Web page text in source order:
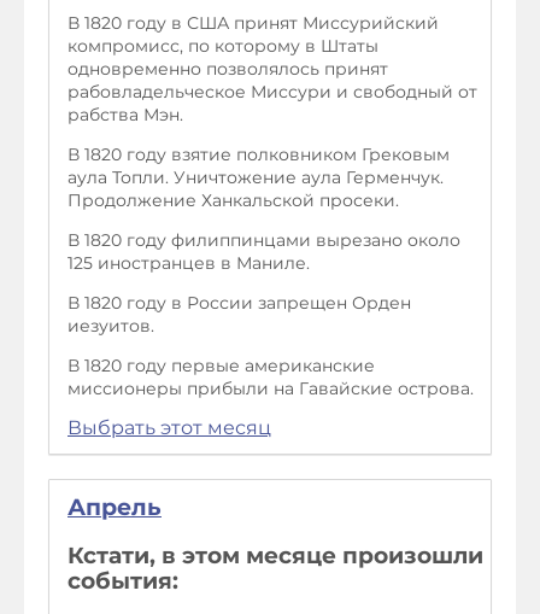
В 1820 году в США принят Миссурийский
компромисс, по которому в Штаты
одновременно позволялось принят
рабовладельческое Миссури и свободный от
рабства Мэн.
В 1820 году взятие полковником Грековым
аула Топли. Уничтожение аула Герменчук.
Продолжение Ханкальской просеки.
В 1820 году филиппинцами вырезано около
125 иностранцев в Маниле.
В 1820 году в России запрещен Орден
иезуитов.
В 1820 году первые американские
миссионеры прибыли на Гавайские острова.
Выбрать этот месяц
Апрель
Кстати, в этом месяце произошли
события: